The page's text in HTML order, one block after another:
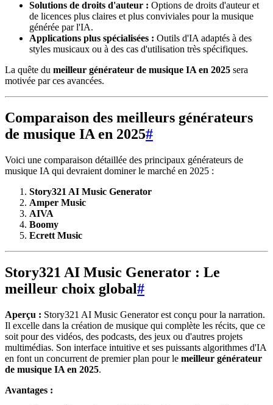
Solutions de droits d'auteur : Options de droits d'auteur et
de licences plus claires et plus conviviales pour la musique
générée par l'IA.
Applications plus spécialisées : Outils d'IA adaptés à des
styles musicaux ou à des cas d'utilisation très spécifiques.
La quête du meilleur générateur de musique IA en 2025 sera
motivée par ces avancées.
Comparaison des meilleurs générateurs
de musique IA en 2025#
Voici une comparaison détaillée des principaux générateurs de
musique IA qui devraient dominer le marché en 2025 :
Story321 AI Music Generator
Amper Music
AIVA
Boomy
Ecrett Music
Story321 AI Music Generator : Le
meilleur choix global#
Aperçu : Story321 AI Music Generator est conçu pour la narration.
Il excelle dans la création de musique qui complète les récits, que ce
soit pour des vidéos, des podcasts, des jeux ou d'autres projets
multimédias. Son interface intuitive et ses puissants algorithmes d'IA
en font un concurrent de premier plan pour le meilleur générateur
de musique IA en 2025.
Avantages :